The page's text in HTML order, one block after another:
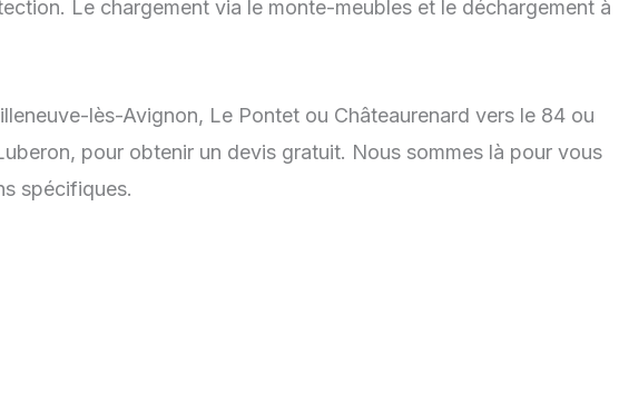
Le chargement via le monte-meubles et le déchargement à
lès-Avignon, Le Pontet ou Châteaurenard vers le 84 ou
pour obtenir un devis gratuit. Nous sommes là pour vous
spécifiques.